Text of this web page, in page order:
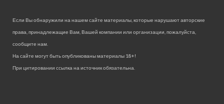
Если Вы обнаружили на нашем сайте материалы, которые нарушают авторские
права, принадлежащие Вам, Вашей компании или организации, пожалуйста,
сообщите нам.
На сайте могут быть опубликованы материалы 18+!
При цитировании ссылка на источник обязательна.